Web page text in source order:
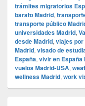
trámites migratorios
barato Madrid,
transporte público
universidades Madrid,
desde Madrid, viajes por
Madrid, visado de
España, vivir en España
vuelos Madrid-USA,
wellness Madrid, work